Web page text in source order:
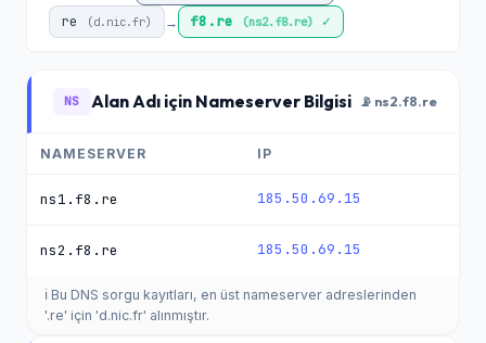
re (d.nic.fr) → f8.re (ns2.f8.re) ✓
NS Alan Adı için Nameserver Bilgisi 📡 ns2.f8.re
NAMESERVER IP
ns1.f8.re 185.50.69.15
ns2.f8.re 185.50.69.15
ℹ️ Bu DNS sorgu kayıtları, en üst nameserver adreslerinden
'.re' için 'd.nic.fr' alınmıştır.